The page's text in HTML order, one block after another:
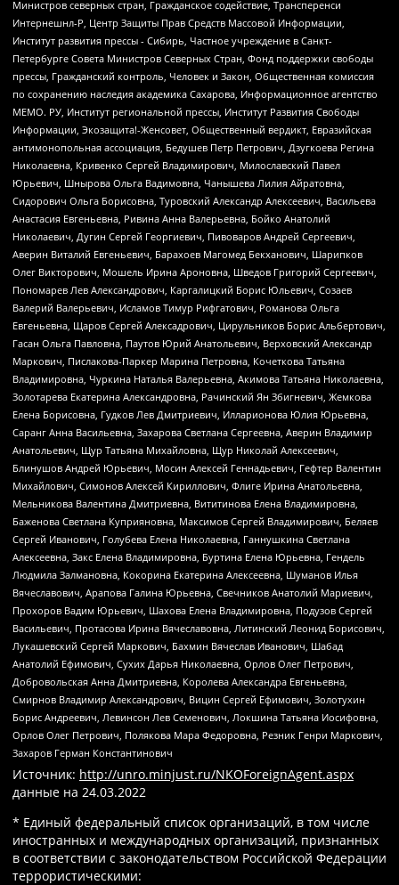
Министров северных стран, Гражданское содействие, Трансперенси
Интернешнл-Р, Центр Защиты Прав Средств Массовой Информации,
Институт развития прессы - Сибирь, Частное учреждение в Санкт-
Петербурге Совета Министров Северных Стран, Фонд поддержки свободы
прессы, Гражданский контроль, Человек и Закон, Общественная комиссия
по сохранению наследия академика Сахарова, Информационное агентство
МЕМО. РУ, Институт региональной прессы, Институт Развития Свободы
Информации, Экозащита!-Женсовет, Общественный вердикт, Евразийская
антимонопольная ассоциация, Бедушев Петр Петрович, Дзугкоева Регина
Николаевна, Кривенко Сергей Владимирович, Милославский Павел
Юрьевич, Шнырова Ольга Вадимовна, Чанышева Лилия Айратовна,
Сидорович Ольга Борисовна, Туровский Александр Алексеевич, Васильева
Анастасия Евгеньевна, Ривина Анна Валерьевна, Бойко Анатолий
Николаевич, Дугин Сергей Георгиевич, Пивоваров Андрей Сергеевич,
Аверин Виталий Евгеньевич, Барахоев Магомед Бекханович, Шарипков
Олег Викторович, Мошель Ирина Ароновна, Шведов Григорий Сергеевич,
Пономарев Лев Александрович, Каргалицкий Борис Юльевич, Созаев
Валерий Валерьевич, Исламов Тимур Рифгатович, Романова Ольга
Евгеньевна, Щаров Сергей Алексадрович, Цирульников Борис Альбертович,
Гасан Ольга Павловна, Паутов Юрий Анатольевич, Верховский Александр
Маркович, Пислакова-Паркер Марина Петровна, Кочеткова Татьяна
Владимировна, Чуркина Наталья Валерьевна, Акимова Татьяна Николаевна,
Золотарева Екатерина Александровна, Рачинский Ян Збигневич, Жемкова
Елена Борисовна, Гудков Лев Дмитриевич, Илларионова Юлия Юрьевна,
Саранг Анна Васильевна, Захарова Светлана Сергеевна, Аверин Владимир
Анатольевич, Щур Татьяна Михайловна, Щур Николай Алексеевич,
Блинушов Андрей Юрьевич, Мосин Алексей Геннадьевич, Гефтер Валентин
Михайлович, Симонов Алексей Кириллович, Флиге Ирина Анатольевна,
Мельникова Валентина Дмитриевна, Вититинова Елена Владимировна,
Баженова Светлана Куприяновна, Максимов Сергей Владимирович, Беляев
Сергей Иванович, Голубева Елена Николаевна, Ганнушкина Светлана
Алексеевна, Закс Елена Владимировна, Буртина Елена Юрьевна, Гендель
Людмила Залмановна, Кокорина Екатерина Алексеевна, Шуманов Илья
Вячеславович, Арапова Галина Юрьевна, Свечников Анатолий Мариевич,
Прохоров Вадим Юрьевич, Шахова Елена Владимировна, Подузов Сергей
Васильевич, Протасова Ирина Вячеславовна, Литинский Леонид Борисович,
Лукашевский Сергей Маркович, Бахмин Вячеслав Иванович, Шабад
Анатолий Ефимович, Сухих Дарья Николаевна, Орлов Олег Петрович,
Добровольская Анна Дмитриевна, Королева Александра Евгеньевна,
Смирнов Владимир Александрович, Вицин Сергей Ефимович, Золотухин
Борис Андреевич, Левинсон Лев Семенович, Локшина Татьяна Иосифовна,
Орлов Олег Петрович, Полякова Мара Федоровна, Резник Генри Маркович,
Захаров Герман Константинович
Источник: http://unro.minjust.ru/NKOForeignAgent.aspx
данные на 24.03.2022
* Единый федеральный список организаций, в том числе
иностранных и международных организаций, признанных
в соответствии с законодательством Российской Федерации
террористическими: